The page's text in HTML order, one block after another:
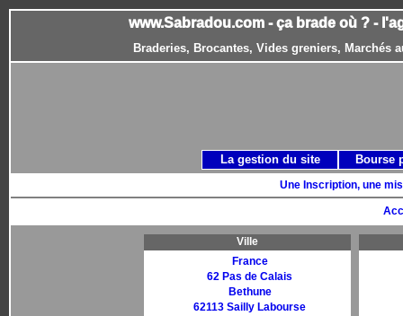
www.Sabradou.com - ça brade où ? -
Braderies, Brocantes, Vides greniers, Marchés
Une Inscription, une
Ville
France
62 Pas de Calais
Bethune
62113 Sailly Labourse
La gestion du site Bourse